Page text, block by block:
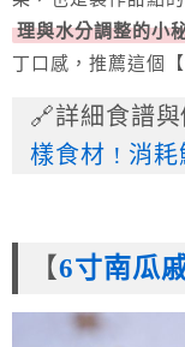
理與水分調整的小
丁口感，推薦這個【
🔗詳細食譜
樣食材 ! 消耗
【6寸南瓜